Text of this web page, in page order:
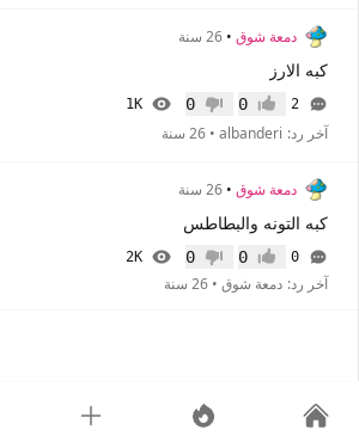
دمعة شوق • 26 سنة
كبه الارز
2 إعجاب0 عدم إعجاب
0
1K
آخر رد: albanderi
• 26 سنة
دمعة شوق • 26 سنة
كبه التونه والبطاطس
0 إعجاب0 عدم إعجاب
0
2K
آخر رد: دمعة شوق • 26 سنة